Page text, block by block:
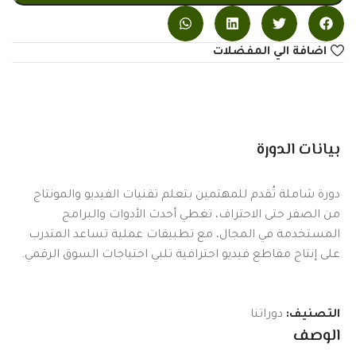
اضافة الي المفضلات
بيانات الدورة
دورة شاملة تُقدم للمهتمين بتعلم تقنيات الفيديو والمونتاج
من الصفر حتى الاحتراف، تغطي أحدث الأدوات والبرامج
المستخدمة في المجال، مع تطبيقات عملية تساعد المتدرب
على إنتاج مقاطع فيديو احترافية تلبي احتياجات السوق الرقمي.
التصنيف: دوراتنا
الوصف